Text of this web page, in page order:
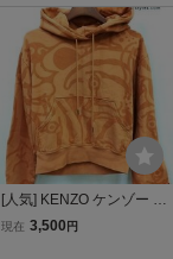
[人気] KENZO ケンゾー P
ULLOVER CROPPED HO
現在 3,500 円